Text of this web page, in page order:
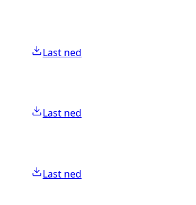
Last ned
Last ned
Last ned